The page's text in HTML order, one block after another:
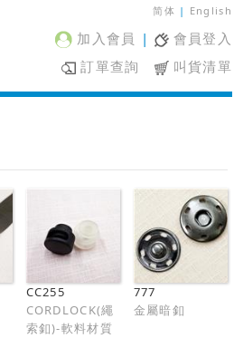
简体 | English
加入會員 |
會員登入
訂單查詢
叫貨清單
CC255
CORDLOCK(繩
索釦)-軟料材質
777
金屬暗釦